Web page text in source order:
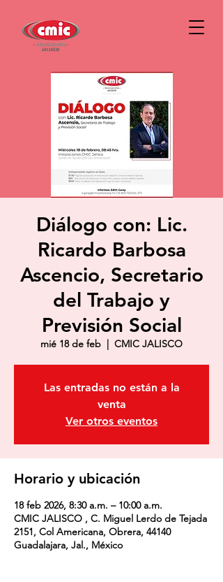
Diálogo con: Lic.
Ricardo Barbosa
Ascencio, Secretario
del Trabajo y
Previsión Social
mié 18 de feb
  |
CMIC JALISCO
Las entradas no están a la
venta
Ver otros eventos
Horario y ubicación
18 feb 2026, 8:30 a.m. – 10:00 a.m.
CMIC JALISCO , C. Miguel Lerdo de Tejada
2151, Col Americana, Obrera, 44140
Guadalajara, Jal., México